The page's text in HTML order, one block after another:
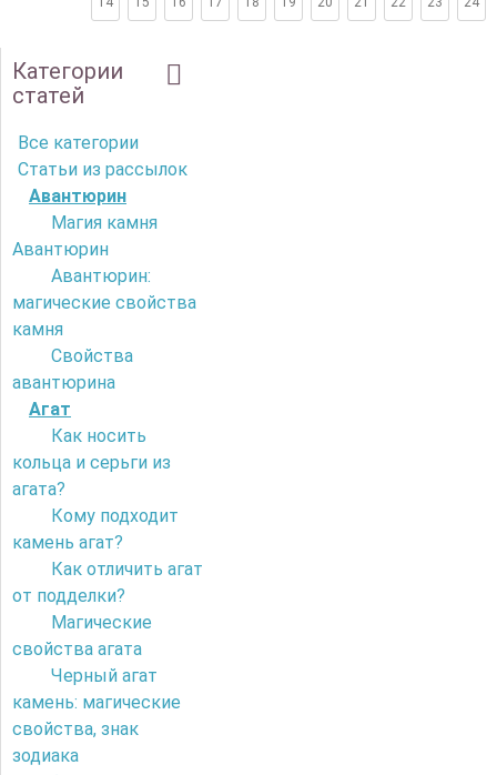
Категории
статей
Все категории
Статьи из рассылок
Авантюрин
Магия камня
Авантюрин
Авантюрин:
магические свойства
камня
Свойства
авантюрина
Агат
Как носить
кольца и серьги из
агата?
Кому подходит
камень агат?
Как отличить агат
от подделки?
Магические
свойства агата
Черный агат
камень: магические
свойства, знак
зодиака